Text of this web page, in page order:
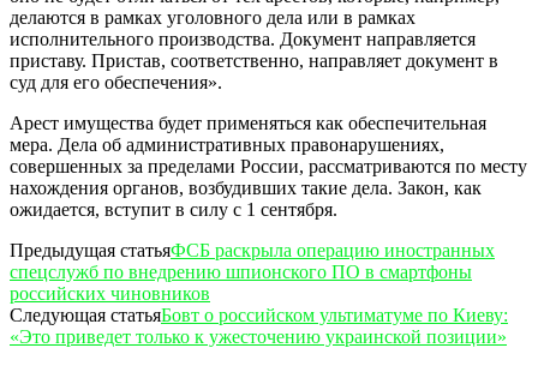
делаются в рамках уголовного дела или в рамках
исполнительного производства. Документ направляется
приставу. Пристав, соответственно, направляет документ в
суд для его обеспечения».
Арест имущества будет применяться как обеспечительная
мера. Дела об административных правонарушениях,
совершенных за пределами России, рассматриваются по месту
нахождения органов, возбудивших такие дела. Закон, как
ожидается, вступит в силу с 1 сентября.
Предыдущая статьяФСБ раскрыла операцию иностранных
спецслужб по внедрению шпионского ПО в смартфоны
российских чиновников
Следующая статьяБовт о российском ультиматуме по Киеву:
«Это приведет только к ужесточению украинской позиции»